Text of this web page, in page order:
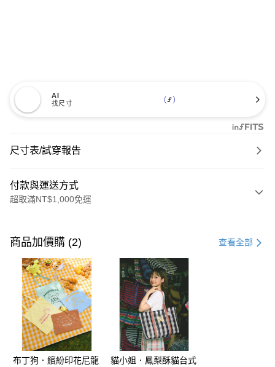
AI
找尺寸
尺寸表/試穿報告
付款與運送方式
超取滿NT$1,000免運
信用卡一次付款
購物金
超商取貨付款
LINE Pay
街口支付
運送方式
商品加價購 (2) 查看全部
布丁狗．繽紛印花尼龍
貓小姐．鳳梨酥貓台式